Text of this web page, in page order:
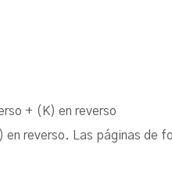
+ (K) en reverso
en reverso. Las páginas de